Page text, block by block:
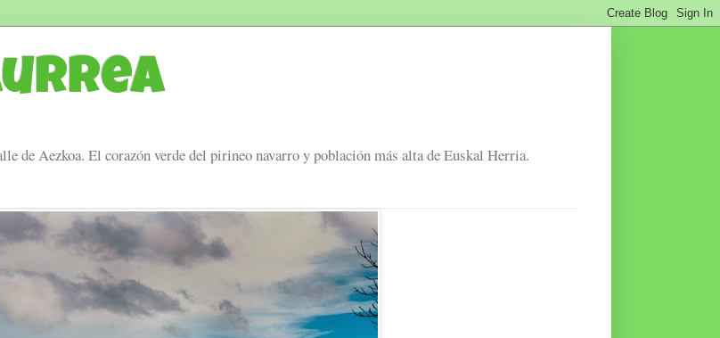
de Aezkoa. El corazón verde del pirineo navarro y población más alta de Euskal Herria.